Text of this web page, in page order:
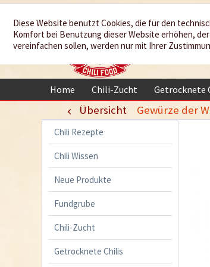
Wir
Ihr
Home Chili-Zucht Getrocknete
Übersicht Gewürze der
Chili Rezepte
Chili Wissen
Neue Produkte
Fundgrube
Chili-Zucht
Getrocknete Chilis
Diese Website benutzt Cookies, die für den
Komfort bei Benutzung dieser Website erhöhen,
vereinfachen sollen, werden nur mit Ihrer